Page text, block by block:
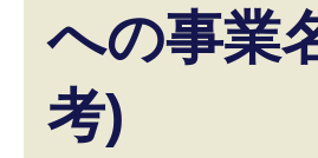
への事業
考)